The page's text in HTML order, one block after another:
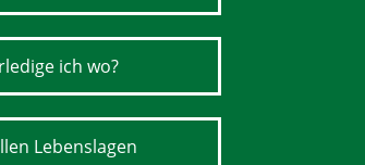
ich wo?
Lebenslagen